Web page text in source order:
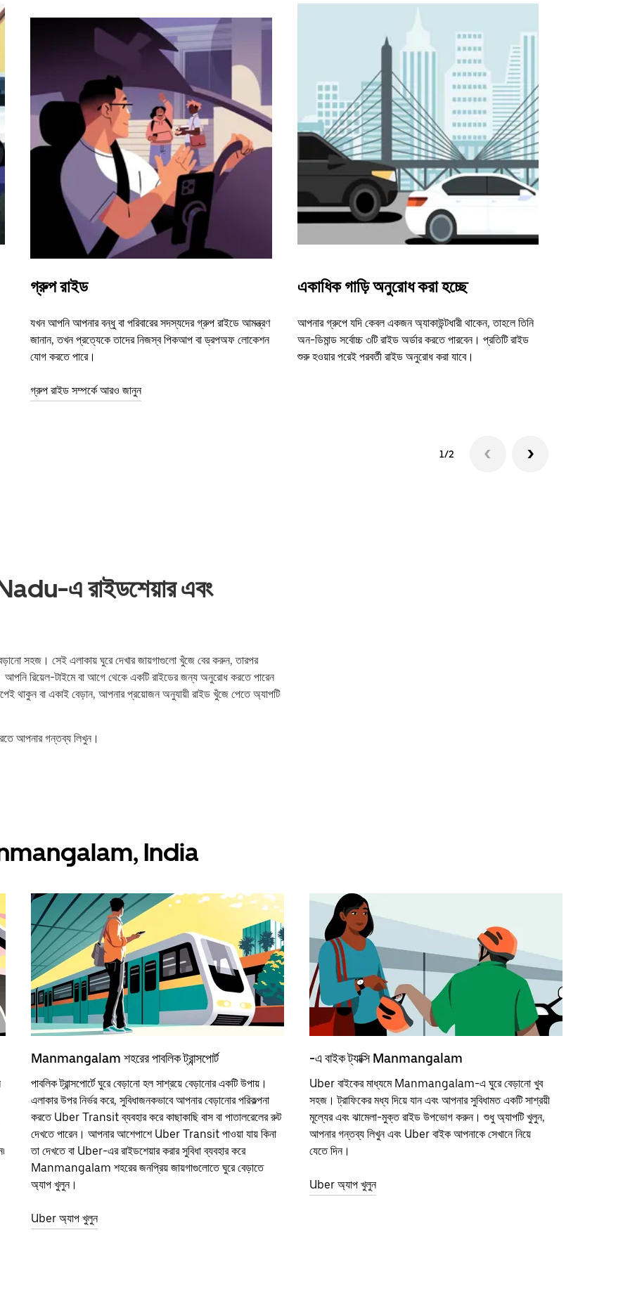
গ্রুপ রাইড
যখন আপনি আপনার বন্ধু বা পরিবারের সদস্যদের গ্রুপ রাইডে আমন্ত্রণ
জানান, তখন প্রত্যেকে তাদের নিজস্ব পিকআপ বা ড্রপঅফ লোকেশন
যোগ করতে পারে।
গ্রুপ রাইড সম্পর্কে আরও জানুন
একাধিক গাড়ি অনুরোধ করা হচ্ছে
আপনার গ্রুপে যদি কেবল একজন অ্যাকাউন্টধারী থাকেন, তাহলে তিনি
অন-ডিমান্ড সর্বোচ্চ ৩টি রাইড অর্ডার করতে পারবেন। প্রতিটি রাইড
শুরু হওয়ার পরেই পরবর্তী রাইড অনুরোধ করা যাবে।
1/2
এ রাইডশেয়ার এবং
সহজ। সেই এলাকায় ঘুরে দেখার জায়গাগুলো খুঁজে বের করুন, তারপর
রিয়েল-টাইমে বা আগে থেকে একটি রাইডের জন্য অনুরোধ করতে পারেন
থাকুন বা একাই বেড়ান, আপনার প্রয়োজন অনুযায়ী রাইড খুঁজে পেতে অ্যাপটি
আপনার গন্তব্য লিখুন।
India
Manmangalam শহরের পাবলিক ট্রান্সপোর্ট
পাবলিক ট্রান্সপোর্টে ঘুরে বেড়ানো হল সাশ্রয়ে বেড়ানোর একটি উপায়।
এলাকার উপর নির্ভর করে, সুবিধাজনকভাবে আপনার বেড়ানোর পরিকল্পনা
করতে Uber Transit ব্যবহার করে কাছাকাছি বাস বা পাতালরেলের রুট
দেখতে পারেন। আপনার আশেপাশে Uber Transit পাওয়া যায় কিনা
তা দেখতে বা Uber-এর রাইডশেয়ার করার সুবিধা ব্যবহার করে
Manmangalam শহরের জনপ্রিয় জায়গাগুলোতে ঘুরে বেড়াতে
অ্যাপ খুলুন।
Uber অ্যাপ খুলুন
-এ বাইক ট্যাক্সি Manmangalam
Uber বাইকের মাধ্যমে Manmangalam-এ ঘুরে বেড়ানো খুব
সহজ। ট্রাফিকের মধ্য দিয়ে যান এবং আপনার সুবিধামত একটি সাশ্রয়ী
মূল্যের এবং ঝামেলা-মুক্ত রাইড উপভোগ করুন। শুধু অ্যাপটি খুলুন,
আপনার গন্তব্য লিখুন এবং Uber বাইক আপনাকে সেখানে নিয়ে
যেতে দিন।
Uber অ্যাপ খুলুন